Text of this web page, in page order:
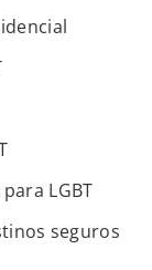
LGBT
seguros